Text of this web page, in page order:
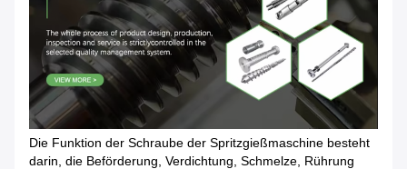
Die Funktion der Schraube der Spritzgießmaschine besteht
darin, die Beförderung, Verdichtung, Schmelze, Rührung